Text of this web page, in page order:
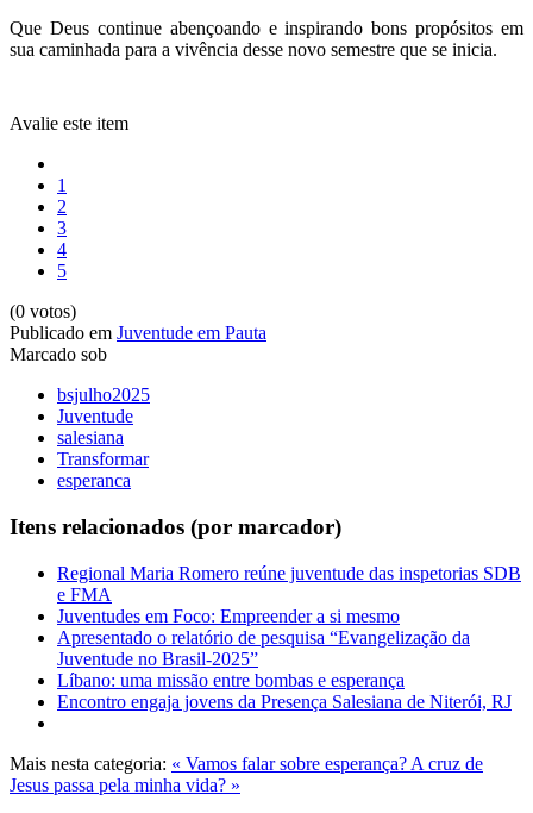
Que Deus continue abençoando e inspirando bons propósitos em
sua caminhada para a vivência desse novo semestre que se inicia.
Avalie este item
1
2
3
4
5
(0 votos)
Publicado em Juventude em Pauta
Marcado sob
bsjulho2025
Juventude
salesiana
Transformar
esperanca
Itens relacionados (por marcador)
Regional Maria Romero reúne juventude das inspetorias SDB
e FMA
Juventudes em Foco: Empreender a si mesmo
Apresentado o relatório de pesquisa “Evangelização da
Juventude no Brasil-2025”
Líbano: uma missão entre bombas e esperança
Encontro engaja jovens da Presença Salesiana de Niterói, RJ
Mais nesta categoria: « Vamos falar sobre esperança? A cruz de
Jesus passa pela minha vida? »